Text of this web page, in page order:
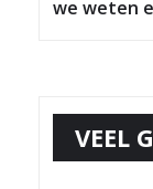
we weten
VEEL